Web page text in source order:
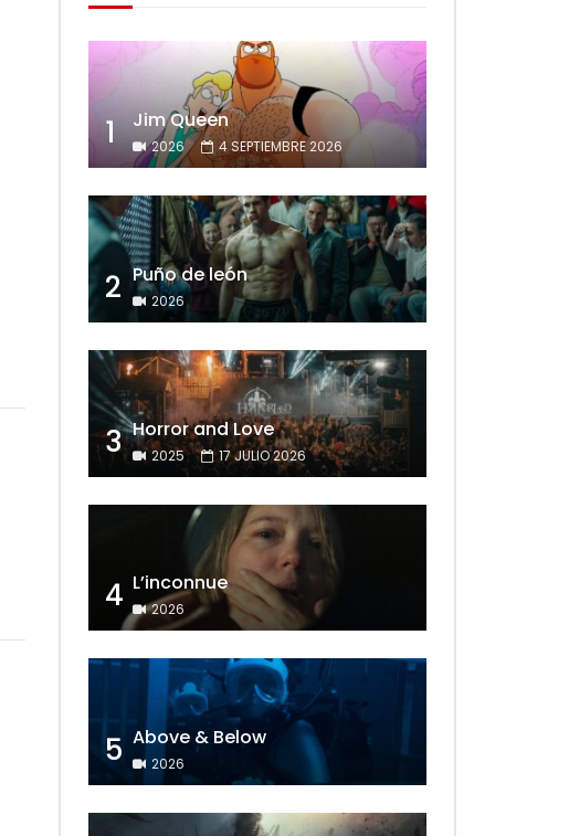
1 Jim Queen
2026 4 SEPTIEMBRE 2026
2 Puño de león
2026
3 Horror and Love
2025 17 JULIO 2026
4 L’inconnue
2026
5 Above & Below
2026